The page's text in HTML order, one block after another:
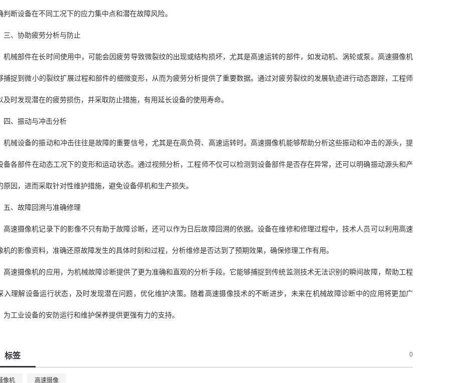
判断设备在不同工况下的应力集中点和潜在故障风险。
三、协助疲劳分析与防止
机械部件在长时间使用中，可能会因疲劳导致微裂纹的出现或结构损坏，尤其是高速运转的部件，如发动机、涡轮或泵。高速摄像机
捕捉到微小的裂纹扩展过程和部件的细微变形，从而为疲劳分析提供了重要数据。通过对疲劳裂纹的发展轨迹进行动态跟踪，工程师
及时发现潜在的疲劳损伤，并采取防止措施，有用延长设备的使用寿命。
四、振动与冲击分析
机械设备的振动和冲击往往是故障的重要信号，尤其是在高负荷、高速运转时。高速摄像机能够帮助分析这些振动和冲击的源头，提
备各部件在动态工况下的变形和运动状态。通过视频分析，工程师不仅可以检测到设备部件是否存在异常，还可以明确振动源头和产
原因，进而采取针对性维护措施，避免设备停机和生产损失。
五、故障回溯与准确修理
高速摄像机记录下的影像不只有助于故障诊断，还可以作为日后故障回溯的依据。设备在维修和修理过程中，技术人员可以利用高速
机的影像资料，准确还原故障发生的具体时刻和过程，分析维修是否达到了预期效果，确保修理工作有用。
高速摄像机的应用，为机械故障诊断提供了更为准确和直观的分析手段。它能够捕捉到传统监测技术无法识别的瞬间故障，帮助工程
入理解设备运行状态，及时发现潜在问题，优化维护决策。随着高速摄像技术的不断进步，未来在机械故障诊断中的应用将更加广
为工业设备的安防运行和维护保养提供更强有力的支持。
标签 0
像机 高速摄像